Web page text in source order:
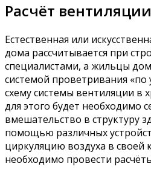
Расчёт
Естественная или
дома рассчитывается при
специалистами, а жильцы
системой проветривания
схему системы вентиляции в
для этого будет необходимо
вмешательство в структуру
помощью различных
циркуляцию воздуха в своей
необходимо провести